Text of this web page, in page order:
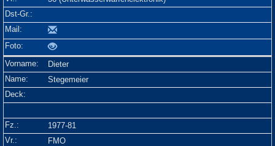
Dieter
Stegemeier
1977-81
FMO